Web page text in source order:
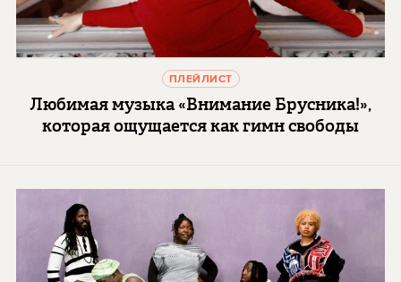
ПЛЕЙЛИСТ
Любимая музыка «Внимание Брусника!»,
которая ощущается как гимн свободы